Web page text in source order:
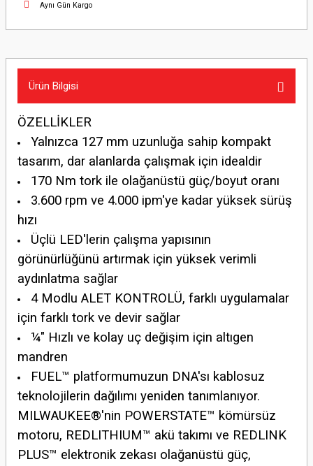
Aynı Gün Kargo
Ürün Bilgisi
ÖZELLİKLER
Yalnızca 127 mm uzunluğa sahip kompakt
tasarım, dar alanlarda çalışmak için idealdir
170 Nm tork ile olağanüstü güç/boyut oranı
3.600 rpm ve 4.000 ipm'ye kadar yüksek sürüş
hızı
Üçlü LED'lerin çalışma yapısının
görünürlüğünü artırmak için yüksek verimli
aydınlatma sağlar
4 Modlu ALET KONTROLÜ, farklı uygulamalar
için farklı tork ve devir sağlar
¼″ Hızlı ve kolay uç değişim için altıgen
mandren
FUEL™ platformumuzun DNA'sı kablosuz
teknolojilerin dağılımı yeniden tanımlanıyor.
MILWAUKEE®'nin POWERSTATE™ kömürsüz
motoru, REDLITHIUM™ akü takımı ve REDLINK
PLUS™ elektronik zekası olağanüstü güç,